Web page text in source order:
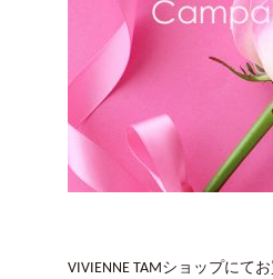
VIVIENNE TAMショップにて